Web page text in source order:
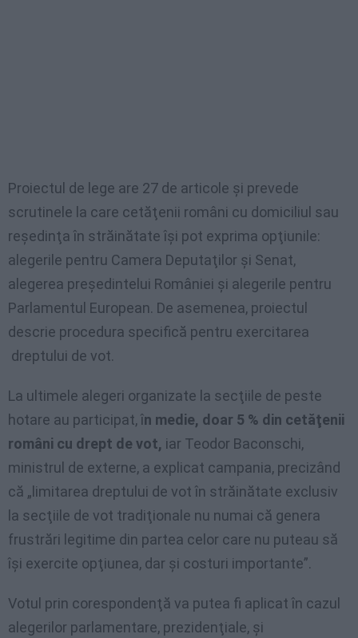
Proiectul de lege are 27 de articole şi prevede
scrutinele la care cetăţenii români cu domiciliul sau
reşedinţa în străinătate îşi pot exprima opţiunile:
alegerile pentru Camera Deputaţilor şi Senat,
alegerea preşedintelui României şi alegerile pentru
Parlamentul European. De asemenea, proiectul
descrie procedura specifică pentru exercitarea
dreptului de vot.
La ultimele alegeri organizate la secţiile de peste
hotare au participat, în medie, doar 5 % din cetăţenii
români cu drept de vot, iar Teodor Baconschi,
ministrul de externe, a explicat campania, precizând
că „limitarea dreptului de vot în străinătate exclusiv
la secţiile de vot tradiţionale nu numai că genera
frustrări legitime din partea celor care nu puteau să
îşi exercite opţiunea, dar şi costuri importante”.
Votul prin corespondenţă va putea fi aplicat în cazul
alegerilor parlamentare, prezidenţiale, şi